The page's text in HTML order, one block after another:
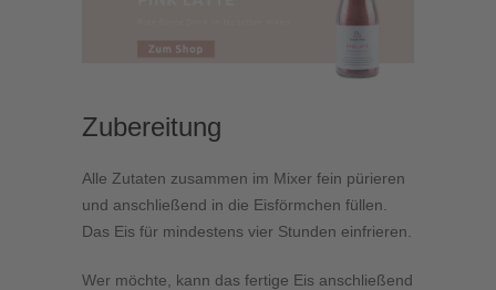
Zubereitung
Alle Zutaten zusammen im Mixer fein pürieren
und anschließend in die Eisförmchen füllen.
Das Eis für mindestens vier Stunden einfrieren.
Wer möchte, kann das fertige Eis anschließend